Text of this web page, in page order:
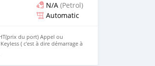
N/A (Petrol)
Automatic
du port) Appel ou
( c'est à dire démarrage à